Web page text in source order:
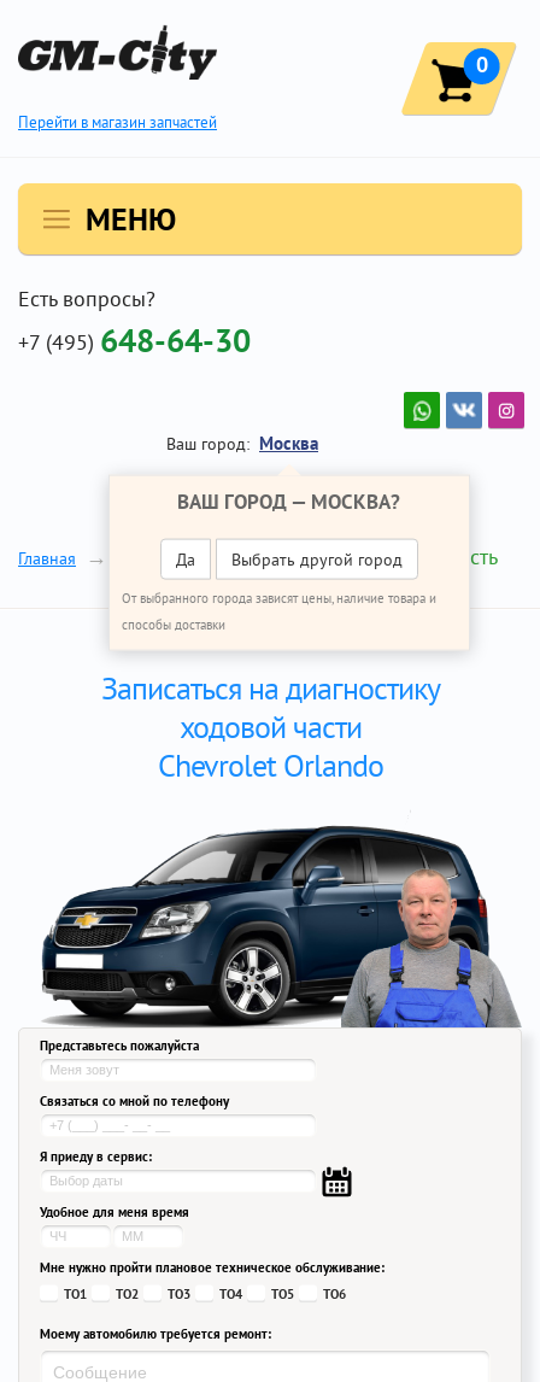
Перейти в магазин запчастей
0
МЕНЮ
Есть вопросы?
+7 (495) 648-64-30
Ваш город: Москва
ВАШ ГОРОД — МОСКВА?
Да Выбрать другой город
От выбранного города зависят цены, наличие товара и
способы доставки
Главная Ремонт Шевроле Орландо Ходовая часть
Записаться на диагностику
ходовой части
Chevrolet Orlando
Представьтесь пожалуйста
Связаться со мной по телефону
Я приеду в сервис:
Удобное для меня время
Мне нужно пройти плановое техническое обслуживание:
ТО1
ТО2 ТО3 ТО4 ТО5 ТО6
Моему автомобилю требуется ремонт: